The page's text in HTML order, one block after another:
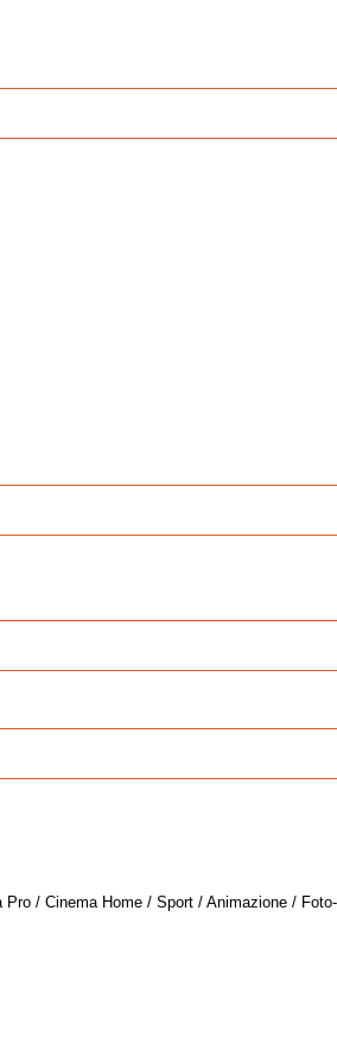
/ Cinema Home / Sport / Animazione /